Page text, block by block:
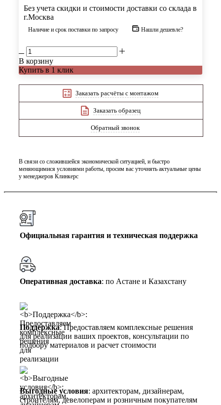
Без учета скидки и стоимости доставки со склада в
г.Москва
Наличие и срок поставки по запросу Нашли дешевле?
В корзину
Купить в 1 клик
Заказать расчёты с монтажом
Заказать образец
Обратный звонок
В связи со сложившейся экономической ситуацией, и быстро
меняющимися условиями работы, просим вас уточнять актуальные цены
у менеджеров Клинкерс
Официальная гарантия и техническая поддержка
Оперативная доставка: по Астане и Казахстану
Поддержка: Предоставляем комплексные решения
для реализации ваших проектов, консультации по
подбору материалов и расчет стоимости
Выгодные условия: архитекторам, дизайнерам,
строителям, девелоперам и розничным покупателям